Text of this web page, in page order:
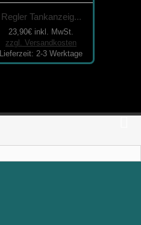
Regler Tankanzeig...
23,90€ inkl. MwSt.
zzgl. Versandkosten
Lieferzeit: 2-3 Werktage